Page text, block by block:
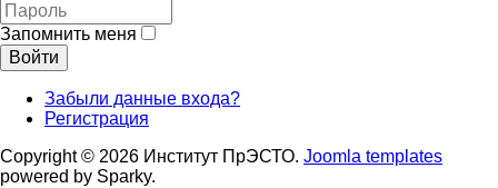
Запомнить меня
Войти
Забыли данные входа?
Регистрация
Copyright © 2026 Институт ПрЭСТО. Joomla templates
powered by Sparky.